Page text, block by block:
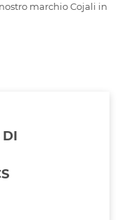
marchio Cojali in
DI